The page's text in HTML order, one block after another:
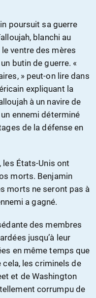
poursuit sa guerre
blanchi au
ventre des mères
butin de guerre. «
» peut-on lire dans
expliquant la
à un navire de
ennemi déterminé
de la défense en
les États-Unis ont
morts. Benjamin
morts ne seront pas à
a gagné.
des membres
jusqu’à leur
en même temps que
cela, les criminels de
et de Washington
corrumpu de